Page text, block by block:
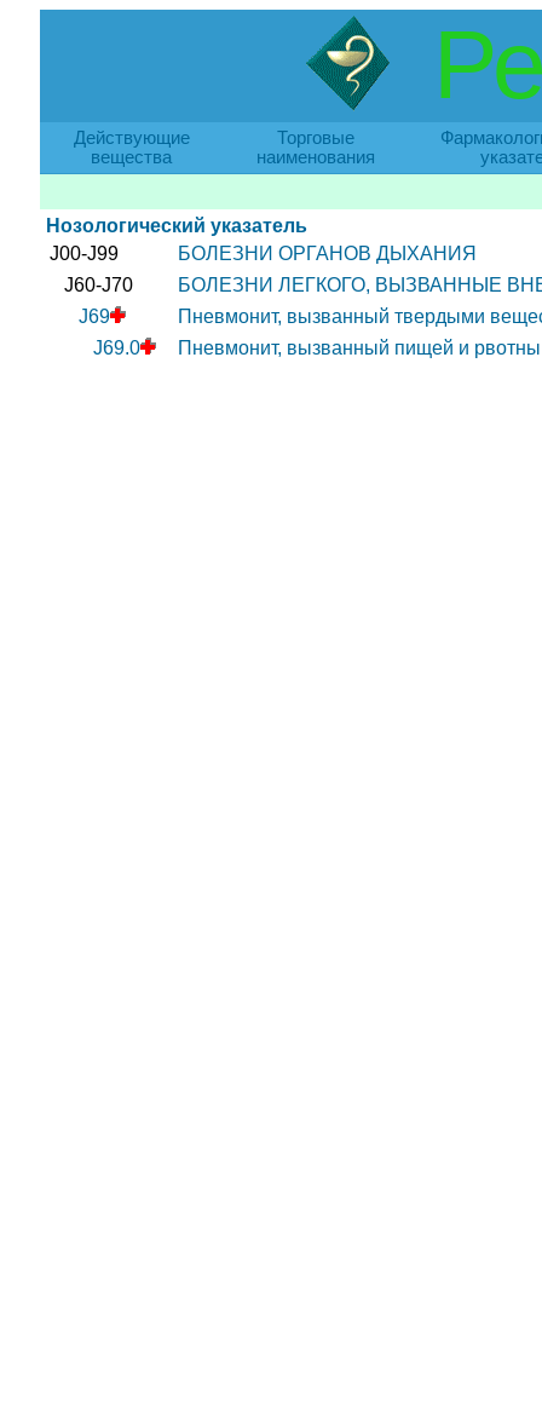
Действующие
вещества
Торговые
наименования
Нозологический указатель
J00-J99
БОЛЕЗНИ ОРГАНОВ ДЫХАНИЯ
J60-J70
БОЛЕЗНИ ЛЕГКОГО, ВЫЗВАННЫЕ
J69
Пневмонит, вызванный твердыми
J69.0
Пневмонит, вызванный пищей и